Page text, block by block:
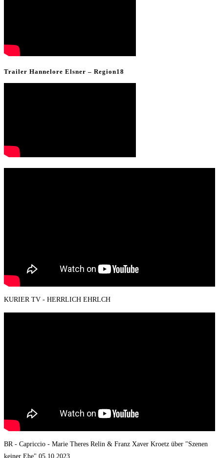
Trailer Hannelore Elsner – Region18
KURIER TV - HERRLICH EHRLCH
BR - Capriccio - Marie Theres Relin & Franz Xaver Kroetz über "Szenen
keiner Ehe" 05.10.2023